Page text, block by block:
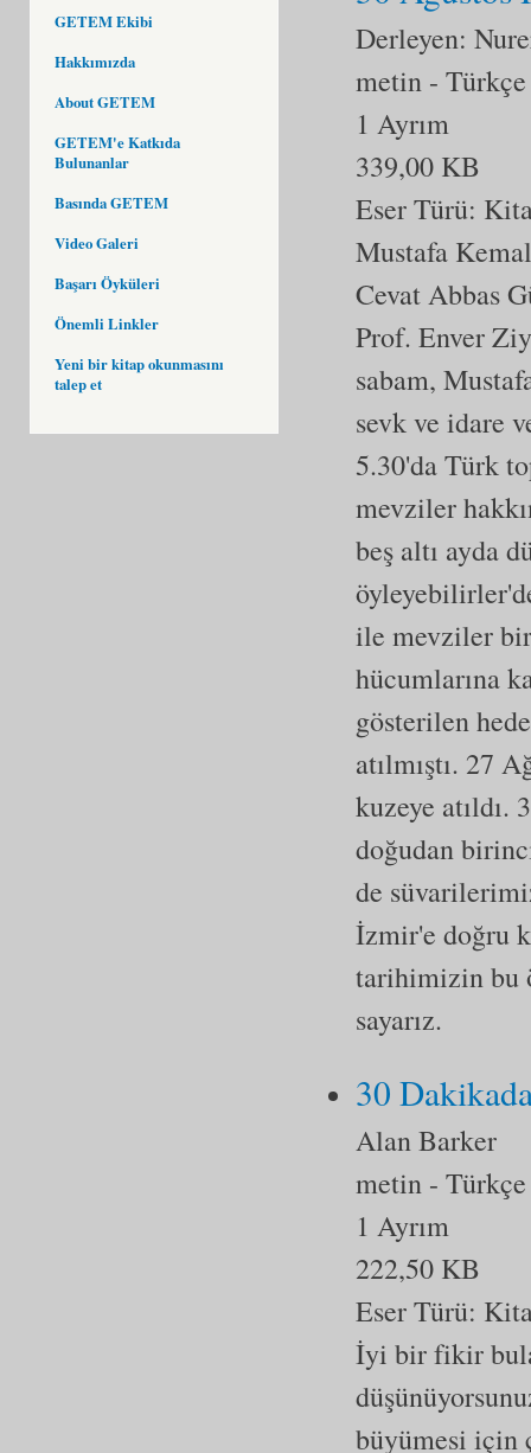
GETEM Ekibi
Hakkımızda
About GETEM
GETEM'e Katkıda
Bulunanlar
Basında GETEM
Video Galeri
Başarı Öyküleri
Önemli Linkler
Yeni bir kitap okunmasını
talep et
Derleyen:
metin - Türkçe
1 Ayrım
339,00 KB
Eser Türü:
Mustafa
Cevat Abbas
Prof. Enver
sabam,
sevk ve idare
5.30'da Türk
mevziler
beş altı ayda
ile mevziler
hücumlarına
gösterilen
atılmıştı. 27
kuzeye atıldı.
doğudan
de
İzmir'e doğru
tarihimizin bu
sayarız.
30
Alan Barker
metin - Türkçe
1 Ayrım
222,50 KB
Eser Türü:
İyi bir fikir
büyümesi için